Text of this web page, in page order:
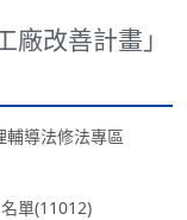
改善計畫」
輔導法修法專區
單(11012)